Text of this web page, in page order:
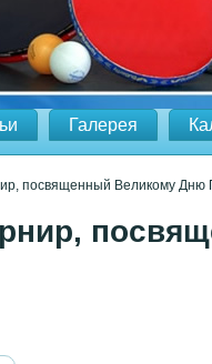
Галерея
посвященный Великому